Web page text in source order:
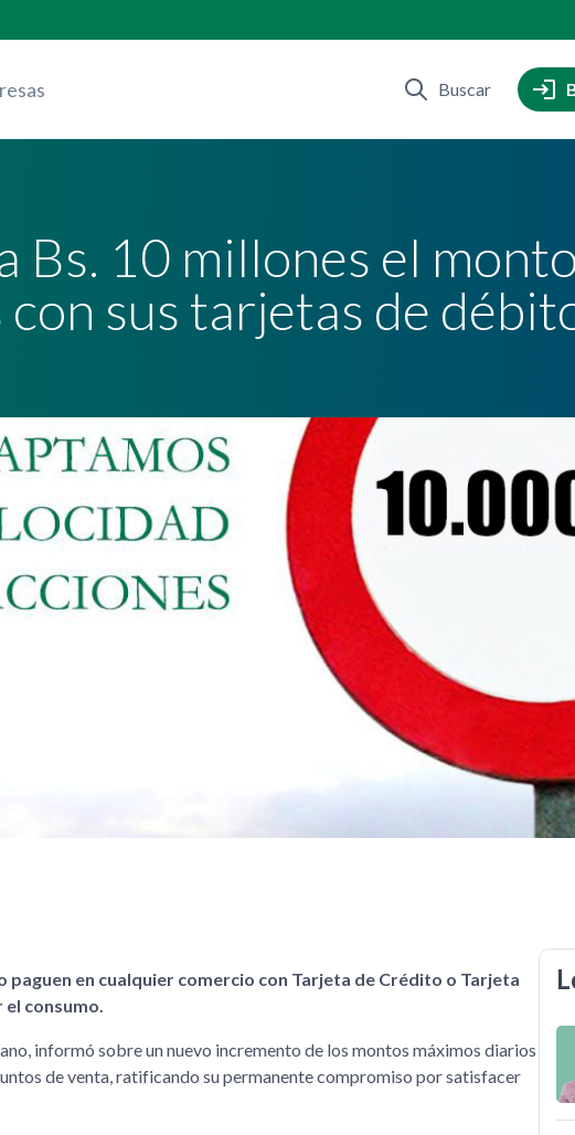
Buscar
Bs. 10 millones el
sus tarjetas de
en cualquier comercio con Tarjeta de Crédito o Tarjeta
consumo.
informó sobre un nuevo incremento de los montos máximos diarios
de venta, ratificando su permanente compromiso por satisfacer